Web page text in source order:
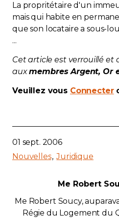
FAQ
Zone Membres
Français
La propritétaire d'un
mais qui habite en
que son locataire a sous-
...
Cet article est verrouillé et
auxmembres Argent, Or
Veuillez vous Connecter
01 sept. 2006
Nouvelles Juridique
Me Robert
Me Robert Soucy,
Régie du Logement du